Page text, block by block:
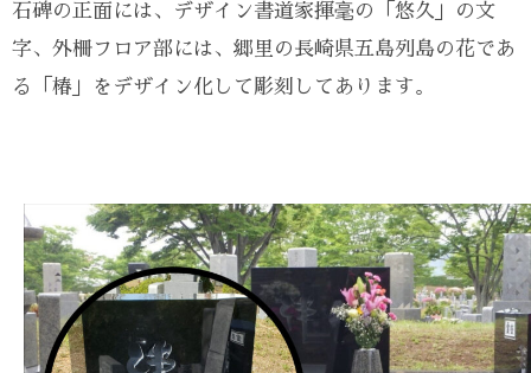
石碑の正面には、デザイン書道家揮毫の「悠久」の文
字、外柵フロア部には、郷里の長崎県五島列島の花であ
る「椿」をデザイン化して彫刻してあります。